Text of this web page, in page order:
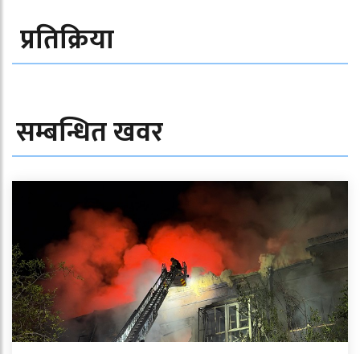
प्रतिक्रिया
सम्बन्धित खवर